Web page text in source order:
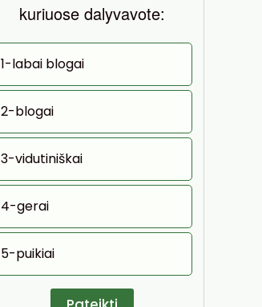
kuriuose dalyvavote:
1-labai blogai
2-blogai
3-vidutiniškai
4-gerai
5-puikiai